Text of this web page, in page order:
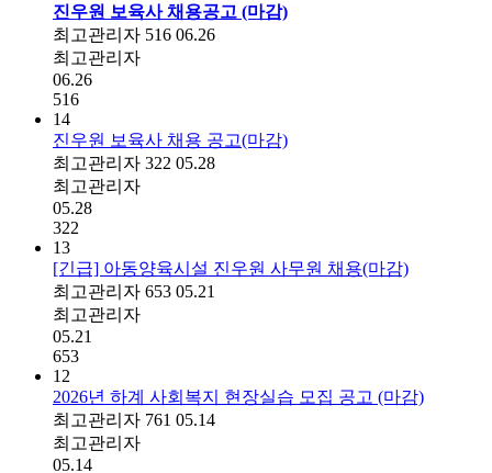
진우원 보육사 채용공고 (마감)
최고관리자 516 06.26
최고관리자
06.26
516
14
진우원 보육사 채용 공고(마감)
최고관리자 322 05.28
최고관리자
05.28
322
13
[긴급] 아동양육시설 진우원 사무원 채용(마감)
최고관리자 653 05.21
최고관리자
05.21
653
12
2026년 하계 사회복지 현장실습 모집 공고 (마감)
최고관리자 761 05.14
최고관리자
05.14